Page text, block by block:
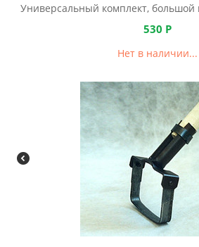
Универсальный комплект, большой
530 Р
Нет в наличии...